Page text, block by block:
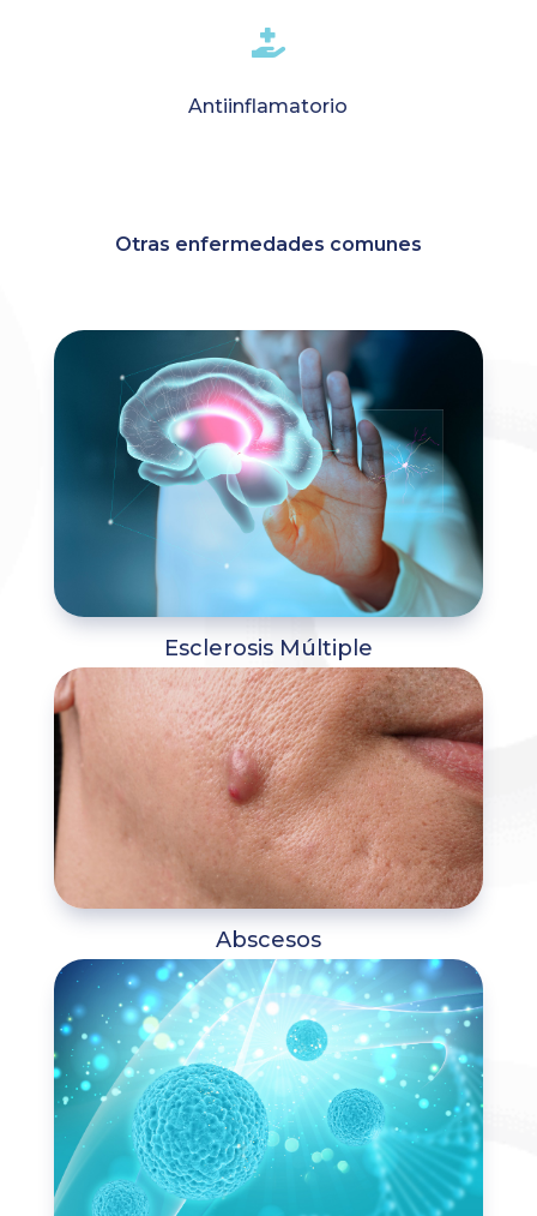

Antiinflamatorio
Otras enfermedades comunes
Esclerosis Múltiple
Abscesos